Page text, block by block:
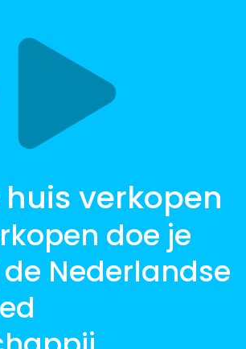
huis verkopen
doe je
Nederlandse